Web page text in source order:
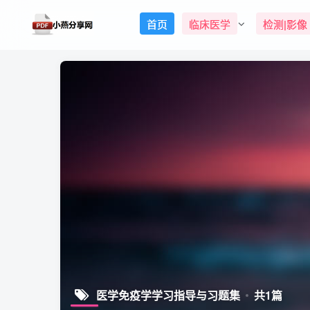
首页 临床医学 检测|影像
医学免疫学学习指导与习题集 共1篇